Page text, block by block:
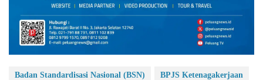
Badan Standardisasi Nasional (BSN) BPJS Ketenagakerjaan